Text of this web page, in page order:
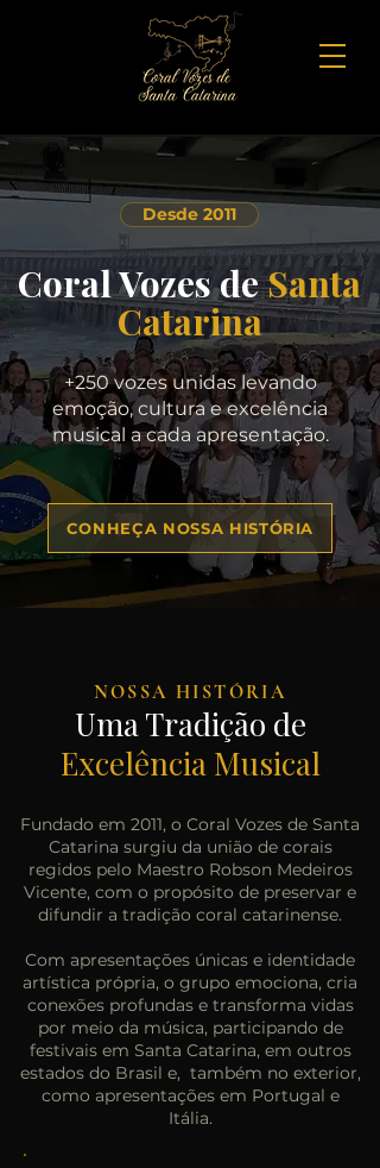
Desde 2011
Coral Vozes deSanta
Catarina
+250 vozes unidas levando
emoção, cultura e excelência
musical a cada apresentação.
CONHEÇA NOSSA HISTÓRIA
NOSSA HISTÓRIA
Uma Tradição de
Excelência Musical
Fundado em 2011, o Coral Vozes de Santa
Catarina surgiu da união de corais
regidos pelo Maestro Robson Medeiros
Vicente, com o propósito de preservar e
difundir a tradição coral catarinense.
Com apresentações únicas e identidade
artística própria, o grupo emociona, cria
conexões profundas e transforma vidas
por meio da música, participando de
festivais em Santa Catarina, em outros
estados do Brasil e, também no exterior,
como apresentações em Portugal e
Itália.